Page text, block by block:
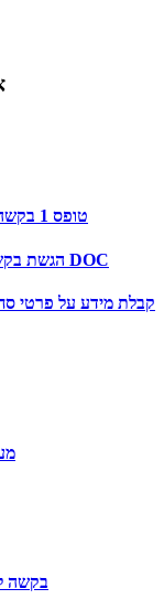
טופס 1 בקשה להקצאת מקום חניה לנכה בסמוך למקום מגורים
הגשת בקשה לקבלת רשיון לאמצעי הצפנה מסחרי – פורמט DOC
קבלת מידע על פרטי
בקשה